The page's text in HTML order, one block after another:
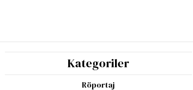
Kategoriler
Röportaj